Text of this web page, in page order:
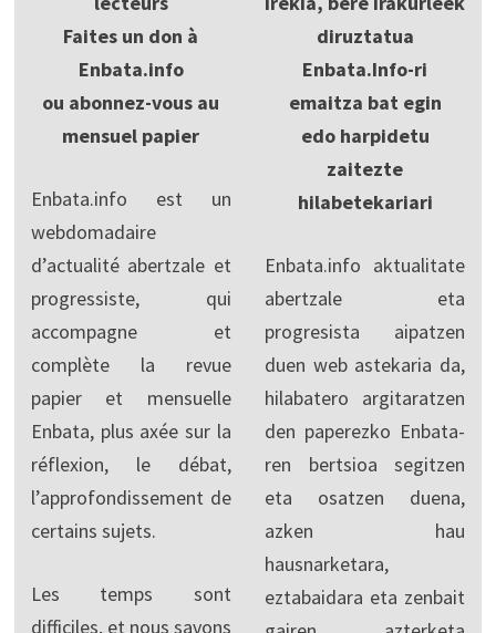
Faites un don à
Enbata.info
ou abonnez-vous au
mensuel papier
Enbata.info est un
webdomadaire
d’actualité abertzale et
progressiste, qui
accompagne et
complète la revue
papier et mensuelle
Enbata, plus axée sur la
réflexion, le débat,
l’approfondissement de
certains sujets.
Les temps sont
difficiles, et nous savons
diruztatua
Enbata.Info-ri
emaitza bat egin
edo harpidetu
zaitezte
hilabetekariari
Enbata.info aktualitate
abertzale eta
progresista aipatzen
duen web astekaria da,
hilabatero argitaratzen
den paperezko Enbata-
ren bertsioa segitzen
eta osatzen duena,
azken hau
hausnarketara,
eztabaidara eta zenbait